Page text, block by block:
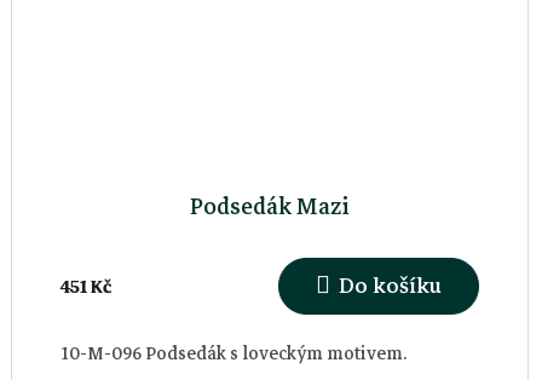
Podsedák Mazi
451 Kč Do košíku
10-M-096 Podsedák s loveckým motivem.